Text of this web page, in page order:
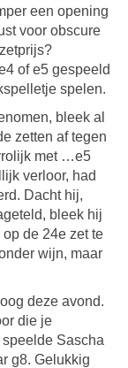
een opening
voor obscure
of e5 gespeeld
spelen.
bleek al
zetten af tegen
met …e5
verloor, had
Dacht hij,
bleek hij
de 24e zet te
wijn, maar
deze avond.
die je
speelde Sascha
g8. Gelukkig